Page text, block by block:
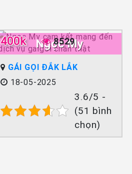
Ngọc My
400k 8529
GÁI GỌI ĐẮK LẮK
18-05-2025
3.6/5 -
(51 bình
chọn)